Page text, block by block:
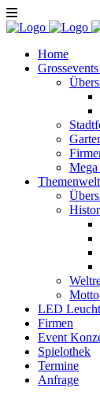
Home
Mega
LED
Firmen
Event
Spielothek
Termine
Anfrage